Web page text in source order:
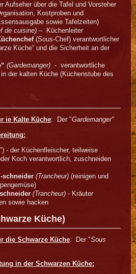
Aufseher über die Tafel und Vorsteher
Kostproben und
sowie Tafelzeiten)
de cuisine) – Küchenleiter
(Sous-Chef) verantwortlicher
Küche“ und die Sicherheit an der
(Gardemanger) - verantwortliche
der kalten Küche (Küchenstube des
ie Kalte Küche: Der "Gardemanger"
- der Küchenfleischer, teilweise
Koch verantwortlich, zuschneiden
schneider (Trancheur) (reinigen und
(Trancheur) - Kräuter
sowie hacken
Küche)
die Schwarze Küche: Der "Sous
in der Schwarzen Küche: